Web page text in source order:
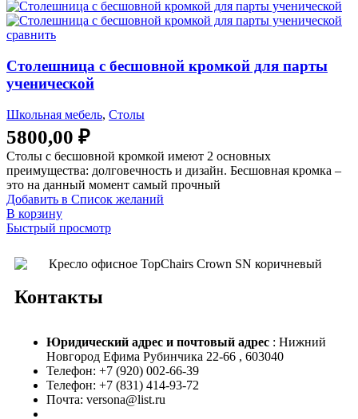
сравнить
Столешница с бесшовной кромкой для парты
ученической
Школьная мебель, Столы
5800,00 ₽
Столы с бесшовной кромкой имеют 2 основных
преимущества: долговечность и дизайн. Бесшовная кромка –
это на данный момент самый прочный
Добавить в Список желаний
В корзину
Быстрый просмотр
Контакты
Юридический адрес и почтовый адрес : Нижний
Новгород Ефима Рубинчика 22-66 , 603040
Телефон: +7 (920) 002-66-39
Телефон: +7 (831) 414-93-72
Почта: versona@list.ru